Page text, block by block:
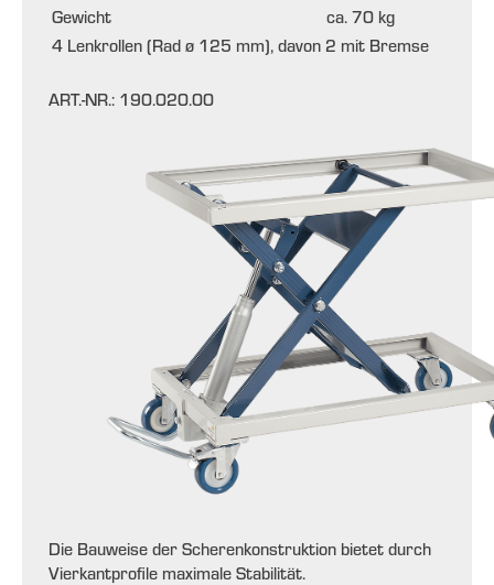
Gewicht
ca. 70 kg
4 Lenkrollen (Rad ø 125 mm), davon 2 mit Bremse
ART.-NR.: 190.020.00
Die Bauweise der Scherenkonstruktion bietet durch
Vierkantprofile maximale Stabilität.